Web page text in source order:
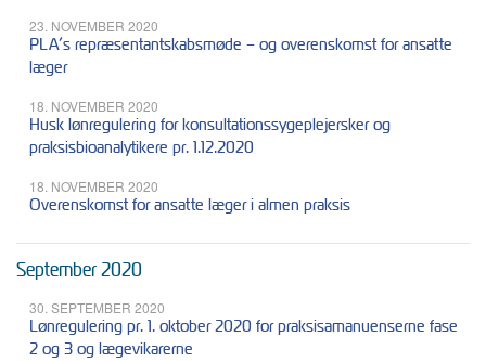
23. NOVEMBER 2020
PLA’s repræsentantskabsmøde – og overenskomst for ansatte
læger
18. NOVEMBER 2020
Husk lønregulering for konsultationssygeplejersker og
praksisbioanalytikere pr. 1.12.2020
18. NOVEMBER 2020
Overenskomst for ansatte læger i almen praksis
September 2020
30. SEPTEMBER 2020
Lønregulering pr. 1. oktober 2020 for praksisamanuenserne fase
2 og 3 og lægevikarerne